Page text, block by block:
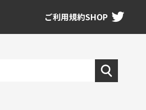
ご利用規約SHOP